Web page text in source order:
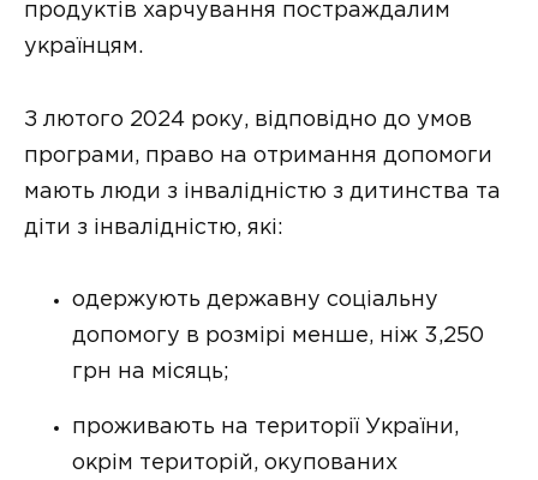
продуктів харчування постраждалим
українцям.
З лютого 2024 року, відповідно до умов
програми, право на отримання допомоги
мають люди з інвалідністю з дитинства та
діти з інвалідністю, які:
одержують державну соціальну
допомогу в розмірі менше, ніж 3,250
грн на місяць;
проживають на території України,
окрім територій, окупованих